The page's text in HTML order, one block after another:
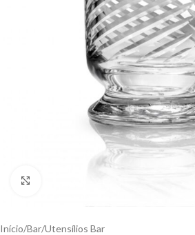
Início/Bar/Utensílios Bar